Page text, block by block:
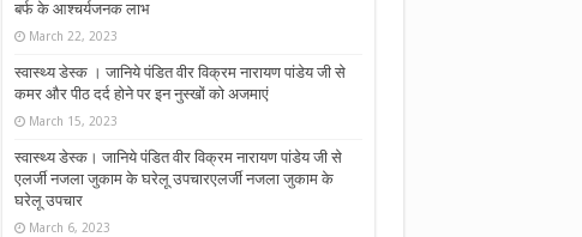
बर्फ के आश्चर्यजनक लाभ
March 22, 2023
स्वास्थ्य डेस्क । जानिये पंडित वीर विक्रम नारायण पांडेय जी से
कमर और पीठ दर्द होने पर इन नुस्‍खों को अजमाएं
March 15, 2023
स्वास्थ्य डेस्क। जानिये पंडित वीर विक्रम नारायण पांडेय जी से
एलर्जी नजला जुकाम के घरेलू उपचारएलर्जी नजला जुकाम के
घरेलू उपचार
March 6, 2023